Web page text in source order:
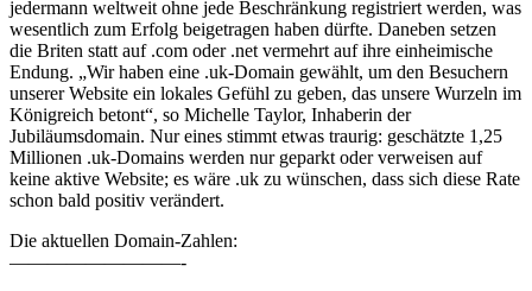
jedermann weltweit ohne jede Beschränkung registriert werden, was
wesentlich zum Erfolg beigetragen haben dürfte. Daneben setzen
die Briten statt auf .com oder .net vermehrt auf ihre einheimische
Endung. „Wir haben eine .uk-Domain gewählt, um den Besuchern
unserer Website ein lokales Gefühl zu geben, das unsere Wurzeln im
Königreich betont“, so Michelle Taylor, Inhaberin der
Jubiläumsdomain. Nur eines stimmt etwas traurig: geschätzte 1,25
Millionen .uk-Domains werden nur geparkt oder verweisen auf
keine aktive Website; es wäre .uk zu wünschen, dass sich diese Rate
schon bald positiv verändert.
Die aktuellen Domain-Zahlen:
—————————-